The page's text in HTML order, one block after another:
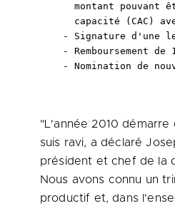
montant pouvant
capacité (CAC)
- Signature d'une
- Remboursement de
- Nomination de
"L'année 2010 démarre
suis ravi, a déclaré
président et chef de la
Nous avons connu un
productif et, dans